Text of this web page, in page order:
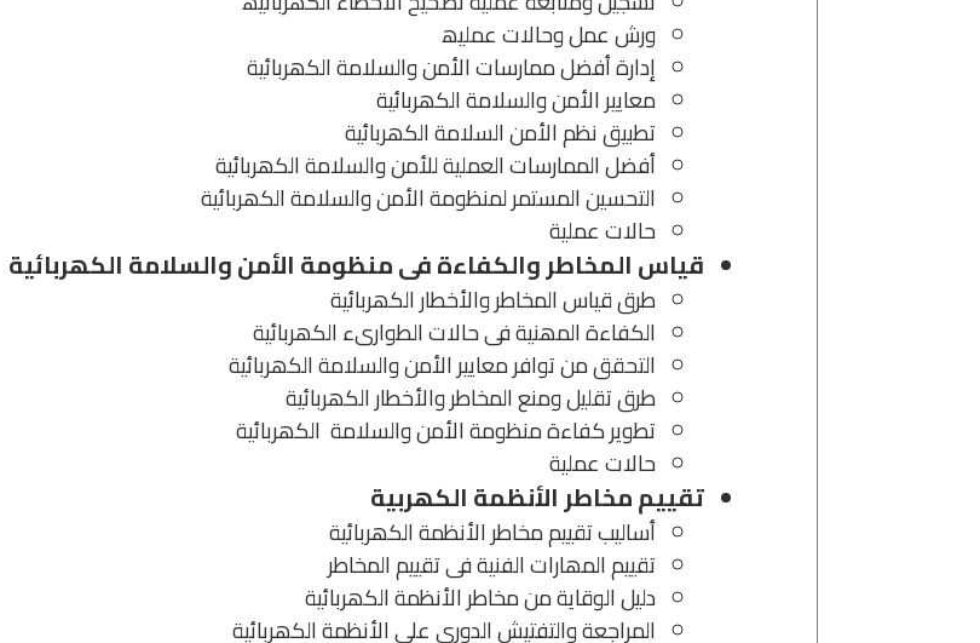
ورش عمل وحالات عملیھ
إدارة أفضل ممارسات الأمن والسلامة الكھربائیة
معاییر الأمن والسلامة الكھربائیة
تطبیق نظم الأمن السلامة الكھربائیة
أفضل الممارسات العملیة للأمن والسلامة الكھربائیة
التحسین المستمر لمنظومة الأمن والسلامة الكھربائیة
حالات عملیة
قیاس المخاطر والكفاءة فى منظومة الأمن والسلامة الكھربائیة
طرق قیاس المخاطر والأخطار الكھربائیة
الكفاءة المھنیة فى حالات الطوارىء الكھربائیة
التحقق من توافر معاییر الأمن والسلامة الكھربائیة
طرق تقلیل ومنع المخاطر والأخطار الكھربائیة
تطویر كفاءة منظومة الأمن والسلامة الكھربائیة
حالات عملیة
تقییم مخاطر الأنظمة الكھربیة
أسالیب تقییم مخاطر الأنظمة الكھربائیة
تقییم المھارات الفنیة فى تقییم المخاطر
دلیل الوقایة من مخاطر الأنظمة الكھربائیة
المراجعة والتفتیش الدورى على الأنظمة الكھربائیة